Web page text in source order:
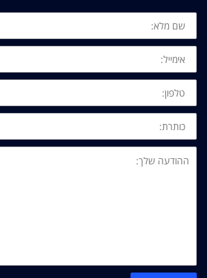
שם
מלא:
אימייל:
טלפון:
כותרת:
ההודעה
שלך: